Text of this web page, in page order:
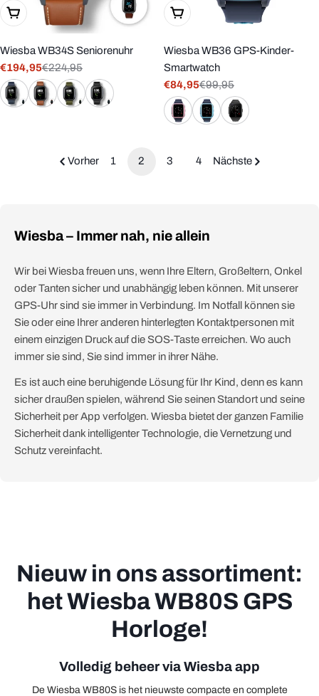
Wählen Sie Optionen
Wiesba WB34S Seniorenuhr
Verkaufspreis
€194,95
Regulärer
Preis
€224,95
Wählen Sie Optionen
Wiesba WB36 GPS-Kinder-
Smartwatch
Verkaufspreis
€84,95
Regulärer
Preis
€99,95
Vorher 1 2 3 4 Nächste
Wiesba – Immer nah, nie allein
Wir bei Wiesba freuen uns, wenn Ihre Eltern, Großeltern, Onkel
oder Tanten sicher und unabhängig leben können. Mit unserer
GPS-Uhr sind sie immer in Verbindung. Im Notfall können sie
Sie oder eine Ihrer anderen hinterlegten Kontaktpersonen mit
einem einzigen Druck auf die SOS-Taste erreichen. Wo auch
immer sie sind, Sie sind immer in ihrer Nähe.
Es ist auch eine beruhigende Lösung für Ihr Kind, denn es kann
sicher draußen spielen, während Sie seinen Standort und seine
Sicherheit per App verfolgen. Wiesba bietet der ganzen Familie
Sicherheit dank intelligenter Technologie, die Vernetzung und
Schutz vereinfacht.
Nieuw in ons assortiment:
het Wiesba WB80S GPS
Horloge!
Volledig beheer via Wiesba app
De Wiesba WB80S is het nieuwste compacte en complete